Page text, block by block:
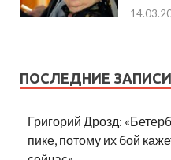
ПОСЛЕДНИЕ ЗАПИСИ
Григорий Дрозд:
пике, потому их бой